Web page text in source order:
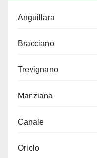
Anguillara
Bracciano
Trevignano
Manziana
Canale
Oriolo